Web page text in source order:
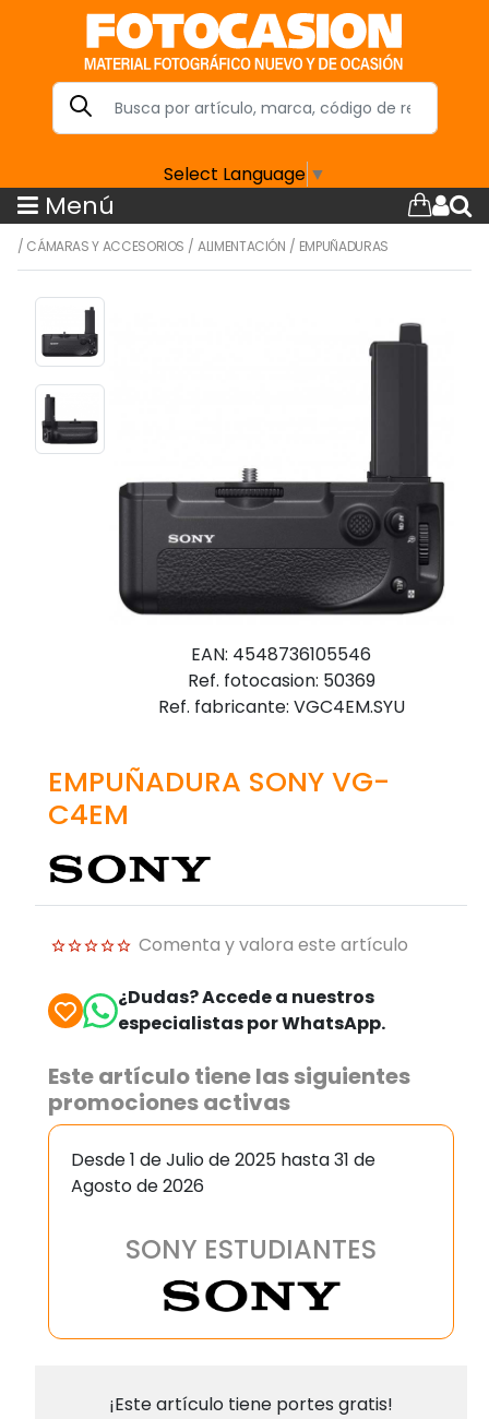
Select Language ▼
Menú
/ CÁMARAS Y ACCESORIOS /ALIMENTACIÓN / EMPUÑADURAS
EAN: 4548736105546
Ref. fotocasion: 50369
Ref. fabricante: VGC4EM.SYU
EMPUÑADURA SONY VG-
C4EM
Comenta y valora este artículo
¿Dudas? Accede a nuestros
especialistas por WhatsApp.
Este artículo tiene las siguientes
promociones activas
Desde 1 de Julio de 2025 hasta 31 de
Agosto de 2026
SONY ESTUDIANTES
¡Este artículo tiene portes gratis!